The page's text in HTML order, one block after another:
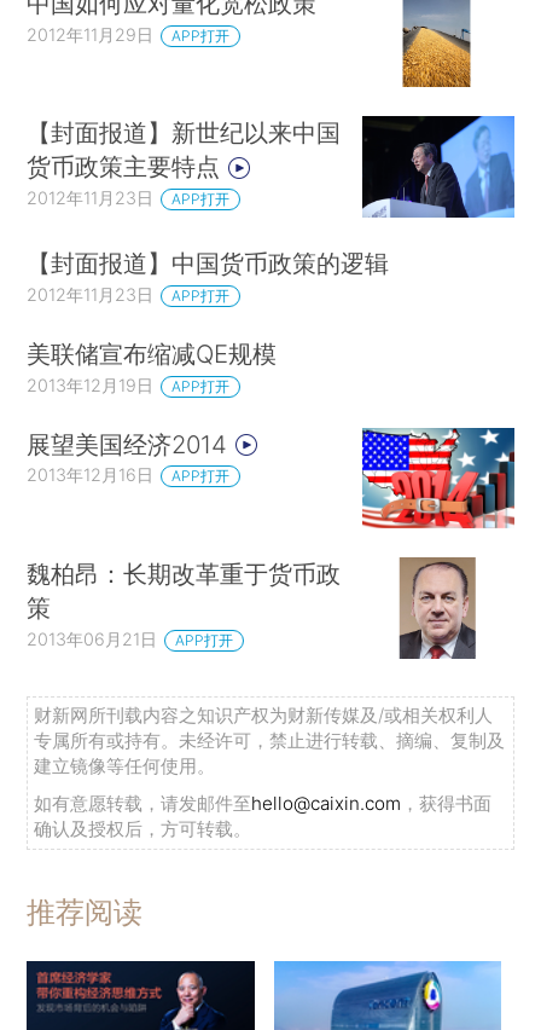
2012年11月29日 APP打开
【封面报道】新世纪以来中国
货币政策主要特点
2012年11月23日 APP打开
【封面报道】中国货币政策的逻辑
2012年11月23日 APP打开
美联储宣布缩减QE规模
2013年12月19日 APP打开
展望美国经济2014
2013年12月16日 APP打开
魏柏昂：长期改革重于货币政
策
2013年06月21日 APP打开
财新网所刊载内容之知识产权为财新传媒及/或相关权利人
专属所有或持有。未经许可，禁止进行转载、摘编、复制及
建立镜像等任何使用。
如有意愿转载，请发邮件至hello@caixin.com ，获得书面
确认及授权后，方可转载。
推荐阅读